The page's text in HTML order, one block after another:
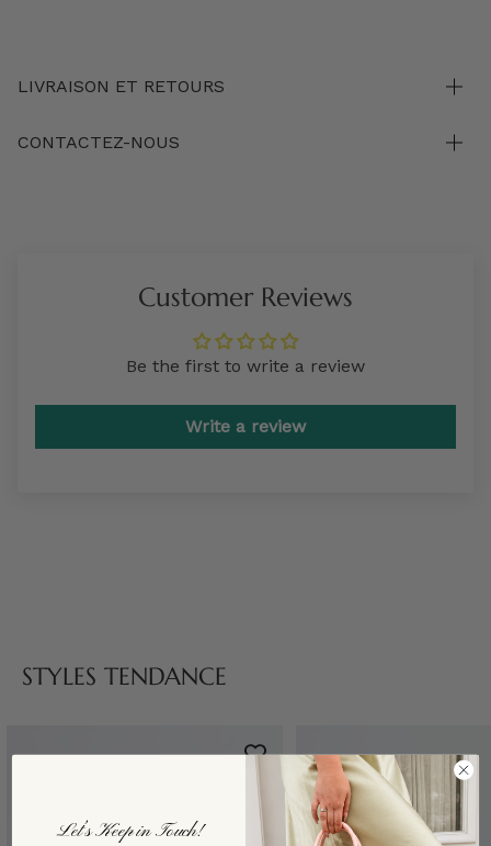
LIVRAISON ET RETOURS
CONTACTEZ-NOUS
Customer Reviews
Be the first to write a review
Write a review
STYLES TENDANCE
Let’s Keep in Touch!